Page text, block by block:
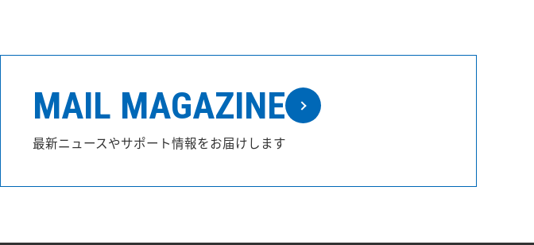
MAIL MAGAZINE
最新ニュースやサポート情報をお届けします